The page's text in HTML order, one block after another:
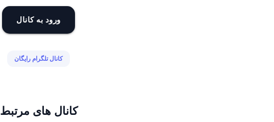
ورود به کانال
کانال تلگرام رایگان
کانال های مرتبط